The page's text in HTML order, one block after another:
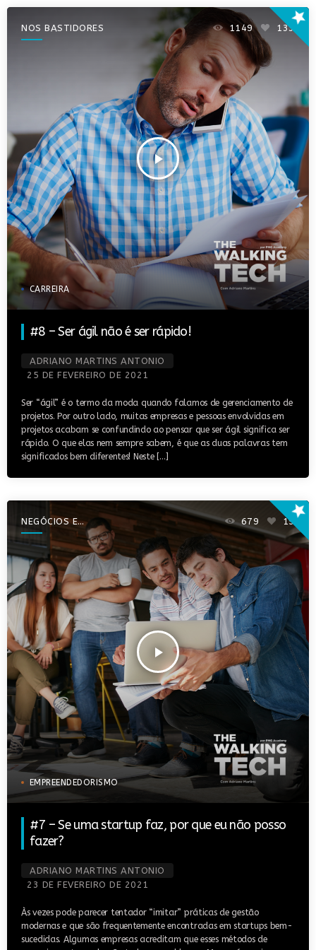
NOS BASTIDORES
play_arrow
1149 133
CARREIRA
star
#8 – Ser ágil não é ser rápido!
ADRIANO MARTINS ANTONIO
25 DE FEVEREIRO DE 2021
Ser “ágil” é o termo da moda quando falamos de gerenciamento de
projetos. Por outro lado, muitas empresas e pessoas envolvidas em
projetos acabam se confundindo ao pensar que ser ágil significa ser
rápido. O que elas nem sempre sabem, é que as duas palavras tem
significados bem diferentes! Neste […]
NEGÓCIOS E
EMPREENDEDORISMO
play_arrow
679 19
EMPREENDEDORISMO
star
#7 – Se uma startup faz, por que eu não posso
fazer?
ADRIANO MARTINS ANTONIO
23 DE FEVEREIRO DE 2021
Às vezes pode parecer tentador “imitar” práticas de gestão
modernas e que são frequentemente encontradas em startups bem-
sucedidas. Algumas empresas acreditam que esses métodos de